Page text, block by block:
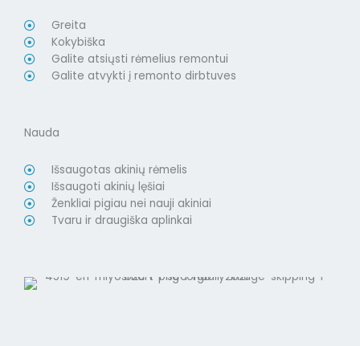
Greita
Kokybiška
Galite atsiųsti rėmelius remontui
Galite atvykti į remonto dirbtuves
Nauda
Išsaugotas akinių rėmelis
Išsaugoti akinių lęšiai
Ženkliai pigiau nei nauji akiniai
Tvaru ir draugiška aplinkai